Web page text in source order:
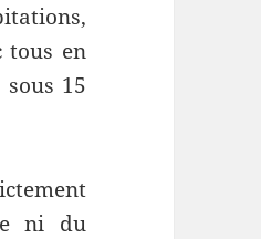
tous en
15
ni du